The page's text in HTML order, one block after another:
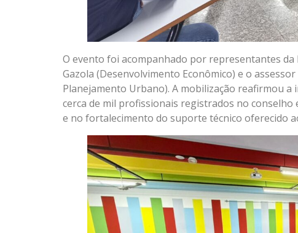
O evento foi acompanhado por representantes
Gazola (Desenvolvimento Econômico) e o
Planejamento Urbano). A mobilização reafirmou
cerca de mil profissionais registrados no conselho
e no fortalecimento do suporte técnico oferecido